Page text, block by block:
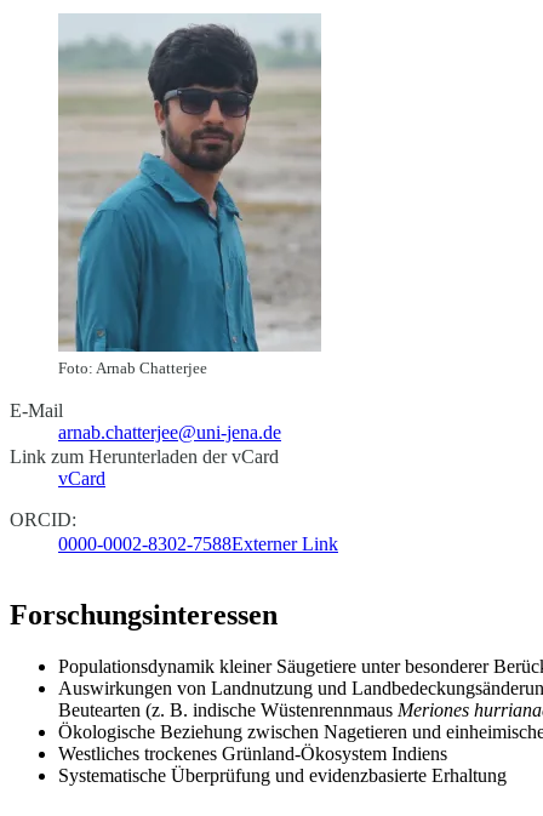
Foto: Arnab Chatterjee
E-Mail
arnab.chatterjee@uni-jena.de
Link zum Herunterladen der vCard
vCard
ORCID:
0000-0002-8302-7588Externer Link
Forschungsinteressen
Populationsdynamik kleiner Säugetiere unter besonderer
Auswirkungen von Landnutzung und
Beutearten (z. B. indische Wüstenrennmaus Meriones
Ökologische Beziehung zwischen Nagetieren und
Westliches trockenes Grünland-Ökosystem Indiens
Systematische Überprüfung und evidenzbasierte Erhaltung